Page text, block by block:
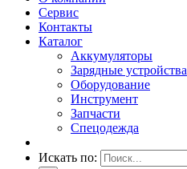
Сервис
Контакты
Каталог
Аккумуляторы
Зарядные устройства
Оборудование
Инструмент
Запчасти
Спецодежда
Искать по: